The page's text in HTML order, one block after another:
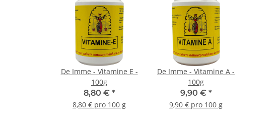
De Imme - Vitamine E -
100g
8,80 € *
8,80 € pro 100 g
De Imme - Vitamine A -
100g
9,90 € *
9,90 € pro 100 g